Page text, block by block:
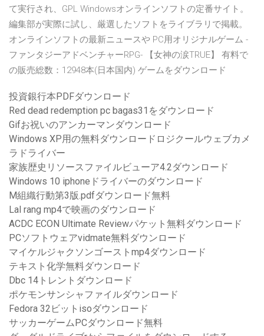
て実行され、GPL Windowsオンラインソフトの定番サイト。
編集部が実際に試し、厳選したソフトをライブラリで掲載。
オンラインソフトの最新ニュースや PC用オリジナルゲーム -
ファンタジーアドベンチャーRPG- 【女神の涙TRUE】 有料で
の販売総数：12948本(日本国内) ゲームをダウンロード
投資銀行本PDFダウンロード
Red dead redemption pc bagas31をダウンロード
Gifお祝いのアンカーマンダウンロード
Windows XP用の無料ダウンロードロジクールウェブカメ
ラドライバー
家族歴史リソースファイルビューア4.2ダウンロード
Windows 10 iphoneドライバーのダウンロード
M組織行動第3版.pdfダウンロード無料
Lal rang mp4で映画のダウンロード
ACDC ECON Ultimate Reviewパケット無料ダウンロード
PCソフトウェアvidmate無料ダウンロード
マイケルジャクソンゴーストmp4ダウンロード
テキスト化学無料ダウンロード
Dbc 14トレントダウンロード
ポケモンサンシャファイルダウンロード
Fedora 32ビットisoダウンロード
サッカーゲームPCダウンロード無料